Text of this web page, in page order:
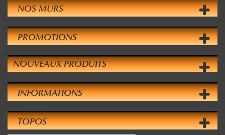
NOS MURS
PROMOTIONS
NOUVEAUX PRODUITS
INFORMATIONS
TOPOS